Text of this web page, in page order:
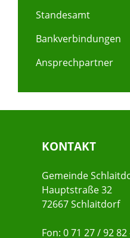
Standesamt
Bankverbindungen
Ansprechpartner
KONTAKT
Gemeinde
Hauptstraße 32
72667 Schlaitdorf
Fon: 0 71 27 / 92 82